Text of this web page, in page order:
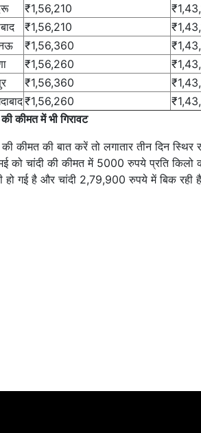
₹1,56,210
₹1,56,210
₹1,56,360
₹1,56,260
₹1,56,360
₹1,56,260
की कीमत में भी गिरावट
की कीमत की बात करें तो लगातार तीन दिन
को चांदी की कीमत में 5000 रुपये प्रति किलो
हो गई है और चांदी 2,79,900 रुपये में बिक रही